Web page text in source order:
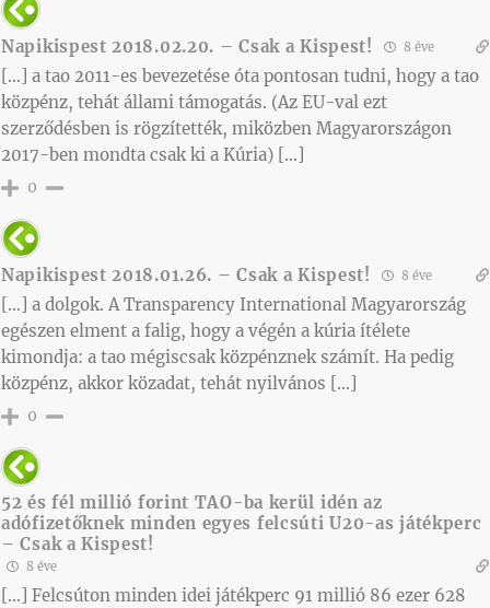
Napikispest 2018.02.20. – Csak a Kispest! 8 éve
[…] a tao 2011-es bevezetése óta pontosan tudni, hogy a tao
közpénz, tehát állami támogatás. (Az EU-val ezt
szerződésben is rögzítették, miközben Magyarországon
2017-ben mondta csak ki a Kúria) […]
0
Napikispest 2018.01.26. – Csak a Kispest! 8 éve
[…] a dolgok. A Transparency International Magyarország
egészen elment a falig, hogy a végén a kúria ítélete
kimondja: a tao mégiscsak közpénznek számít. Ha pedig
közpénz, akkor közadat, tehát nyilvános […]
0
52 és fél millió forint TAO-ba kerül idén az
adófizetőknek minden egyes felcsúti U20-as játékperc
– Csak a Kispest!
8 éve
[…] Felcsúton minden idei játékperc 91 millió 86 ezer 628